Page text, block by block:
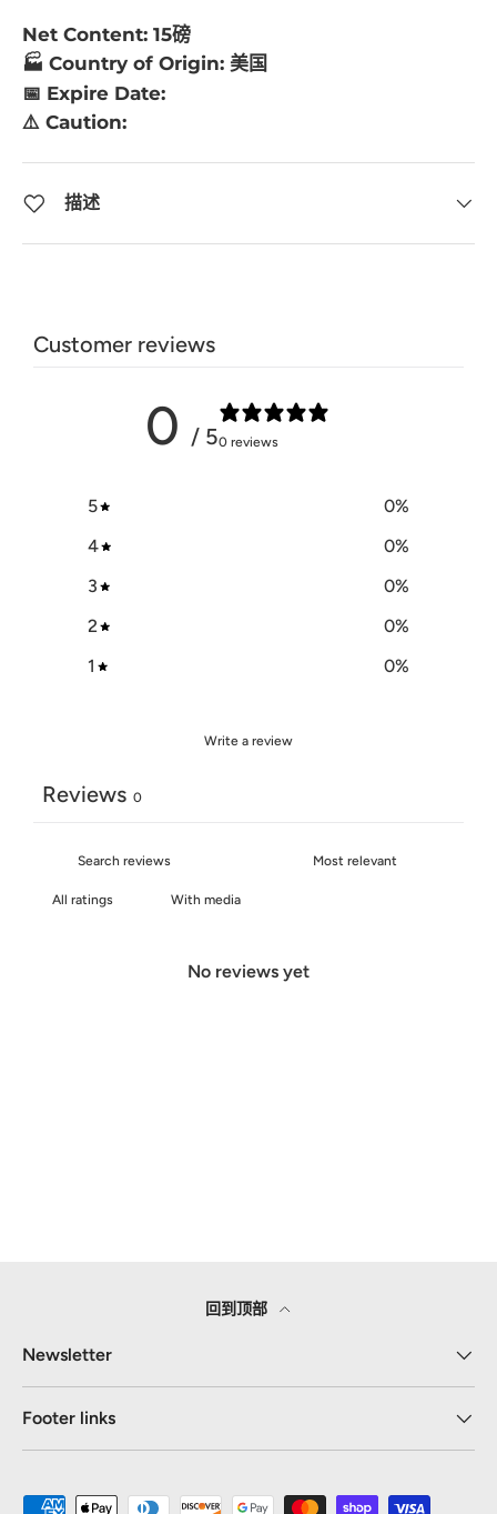
Net Content: 15磅
🏭 Country of Origin: 美国
📅 Expire Date:
⚠️ Caution:
描述
Customer reviews
0 / 50 reviews
5 0%
4
0%
3
0%
2
0%
1
0%
Write a review
Reviews 0
With media
No reviews yet
回到顶部
Newsletter
Footer links
接受的付款方式